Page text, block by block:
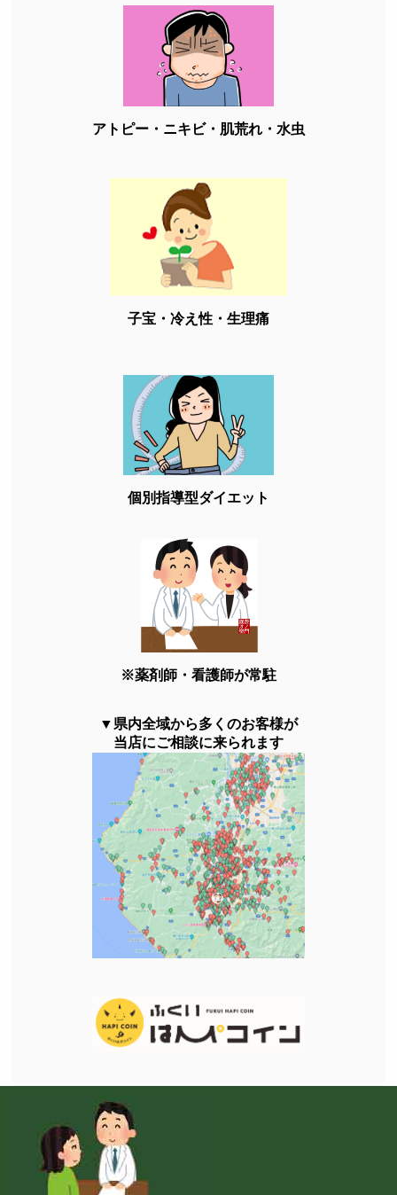
アトピー・ニキビ・肌荒れ・水虫
子宝・冷え性・生理痛
個別指導型ダイエット
※薬剤師・看護師が常駐
▼県内全域から多くのお客様が
当店にご相談に来られます